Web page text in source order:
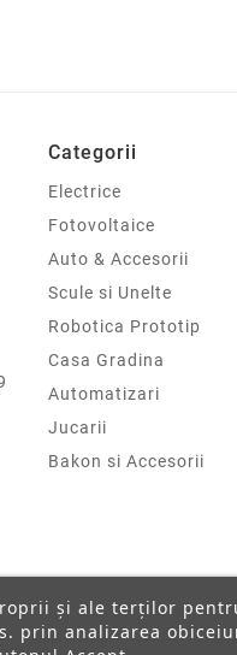
Categorii
Electrice
Fotovoltaice
Auto & Accesorii
Scule si Unelte
Robotica Prototip
Casa Gradina
Automatizari
Jucarii
Bakon si Accesorii
și ale terților
prin analizarea